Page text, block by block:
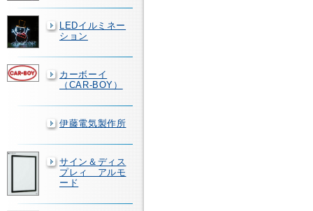
LEDイルミネー
ション
カーボーイ
（CAR-BOY）
伊藤電気製作所
サイン＆ディス
プレィ アルモ
ード